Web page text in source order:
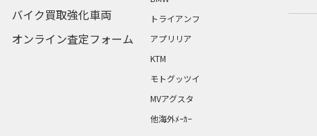
バイク買取強化車両
オンライン査定フォーム
トライアンフ
アプリリア
KTM
モトグッツイ
MVアグスタ
他海外ﾒｰｶｰ